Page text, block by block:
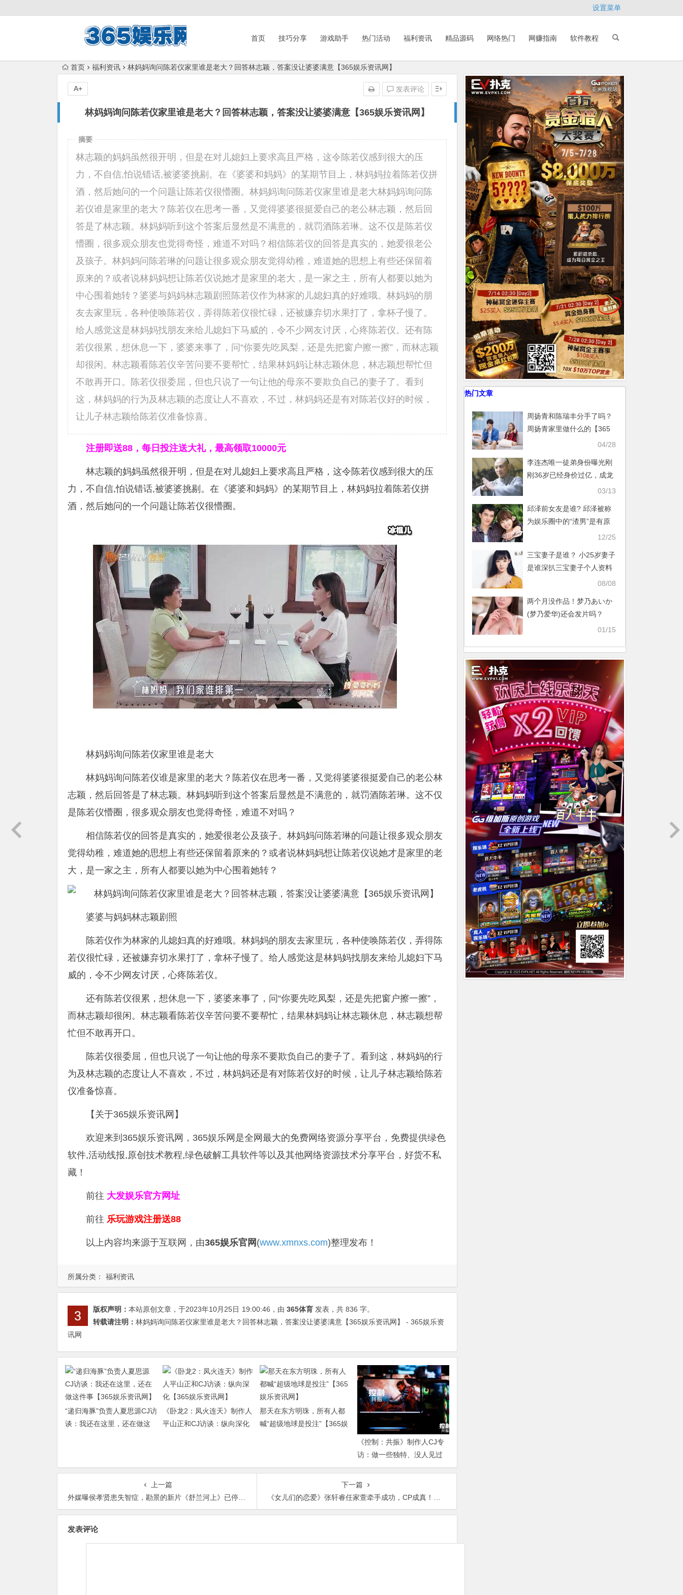
设置菜单
首页 技巧分享 游戏助手 热门活动 福利资讯 精品源码 网络热门 网赚指南 软件教程
首页 福利资讯 林妈妈询问陈若仪家里谁是老大？回答林志颖，答案没让婆婆满意【365娱乐资讯网】
林妈妈询问陈若仪家里谁是老大？回答林志颖，答案没让婆婆满意【365娱乐资讯网】
发表评论
A+
所属分类： 福利资讯
摘要
林志颖的妈妈虽然很开明，但是在对儿媳妇上要求高且严格，这令陈若仪感到很大的压
力，不自信,怕说错话,被婆婆挑剔。在《婆婆和妈妈》的某期节目上，林妈妈拉着陈若仪拼
酒，然后她问的一个问题让陈若仪很懵圈。林妈妈询问陈若仪家里谁是老大林妈妈询问陈
若仪谁是家里的老大？陈若仪在思考一番，又觉得婆婆很挺爱自己的老公林志颖，然后回
答是了林志颖。林妈妈听到这个答案后显然是不满意的，就罚酒陈若琳。这不仅是陈若仪
懵圈，很多观众朋友也觉得奇怪，难道不对吗？相信陈若仪的回答是真实的，她爱很老公
及孩子。林妈妈问陈若琳的问题让很多观众朋友觉得幼稚，难道她的思想上有些还保留着
原来的？或者说林妈妈想让陈若仪说她才是家里的老大，是一家之主，所有人都要以她为
中心围着她转？婆婆与妈妈林志颖剧照陈若仪作为林家的儿媳妇真的好难哦。林妈妈的朋
友去家里玩，各种使唤陈若仪，弄得陈若仪很忙碌，还被嫌弃切水果打了，拿杯子慢了。
给人感觉这是林妈妈找朋友来给儿媳妇下马威的，令不少网友讨厌，心疼陈若仪。还有陈
若仪很累，想休息一下，婆婆来事了，问“你要先吃凤梨，还是先把窗户擦一擦”，而林志颖
却很闲。林志颖看陈若仪辛苦问要不要帮忙，结果林妈妈让林志颖休息，林志颖想帮忙但
不敢再开口。陈若仪很委屈，但也只说了一句让他的母亲不要欺负自己的妻子了。看到
这，林妈妈的行为及林志颖的态度让人不喜欢，不过，林妈妈还是有对陈若仪好的时候，
让儿子林志颖给陈若仪准备惊喜。
注册即送88， 每日投注送大礼，最高领取10000元
林志颖的妈妈虽然很开明，但是在对儿媳妇上要求高且严格，这令陈若仪感到很大的压
力，不自信,怕说错话,被婆婆挑剔。在《婆婆和妈妈》的某期节目上，林妈妈拉着陈若仪拼
酒，然后她问的一个问题让陈若仪很懵圈。
林妈妈询问陈若仪家里谁是老大
林妈妈询问陈若仪谁是家里的老大？陈若仪在思考一番，又觉得婆婆很挺爱自己的老公林
志颖，然后回答是了林志颖。林妈妈听到这个答案后显然是不满意的，就罚酒陈若琳。这不仅
是陈若仪懵圈，很多观众朋友也觉得奇怪，难道不对吗？
相信陈若仪的回答是真实的，她爱很老公及孩子。林妈妈问陈若琳的问题让很多观众朋友
觉得幼稚，难道她的思想上有些还保留着原来的？或者说林妈妈想让陈若仪说她才是家里的老
大，是一家之主，所有人都要以她为中心围着她转？
婆婆与妈妈林志颖剧照
陈若仪作为林家的儿媳妇真的好难哦。林妈妈的朋友去家里玩，各种使唤陈若仪，弄得陈
若仪很忙碌，还被嫌弃切水果打了，拿杯子慢了。给人感觉这是林妈妈找朋友来给儿媳妇下马
威的，令不少网友讨厌，心疼陈若仪。
还有陈若仪很累，想休息一下，婆婆来事了，问“你要先吃凤梨，还是先把窗户擦一擦”，
而林志颖却很闲。林志颖看陈若仪辛苦问要不要帮忙，结果林妈妈让林志颖休息，林志颖想帮
忙但不敢再开口。
陈若仪很委屈，但也只说了一句让他的母亲不要欺负自己的妻子了。看到这，林妈妈的行
为及林志颖的态度让人不喜欢，不过，林妈妈还是有对陈若仪好的时候，让儿子林志颖给陈若
仪准备惊喜。
【关于365娱乐资讯网】
欢迎来到365娱乐资讯网，365娱乐网是全网最大的免费网络资源分享平台，免费提供绿色
软件,活动线报,原创技术教程,绿色破解工具软件等以及其他网络资源技术分享平台，好货不私
藏！
前往 大发娱乐官方网址
前往 乐玩游戏注册送88
以上内容均来源于互联网，由365娱乐官网 (www.xmnxs.com)整理发布！
版权声明： 本站原创文章，于2023年10月25日 19:00:46 ，由 365体育 发表，共 836 字。
转载请注明： 林妈妈询问陈若仪家里谁是老大？回答林志颖，答案没让婆婆满意【365娱乐资讯网】 - 365娱乐资
讯网
“递归海豚”负责人夏思源CJ访
谈：我还在这里，还在做这
《卧龙2：凤火连天》制作人
平山正和CJ访谈：纵向深化
那天在东方明珠，所有人都
喊“超级地球是投注”【365娱
《控制：共振》制作人CJ专
访：做一些独特、没人见过
的东西【365娱乐资讯网】
上一篇
外媒曝侯孝贤患失智症，勘景的新片《舒兰河上》已停拍【365娱乐资讯网】
下一篇
《女儿们的恋爱》张轩睿任家萱牵手成功，CP成真！【365娱乐资讯网】
发表评论
热门文章
周扬青和陈瑞丰分手了吗？
周扬青家里做什么的【365
04/28
李连杰唯一徒弟身份曝光刚
刚36岁已经身价过亿，成龙
都敬他三分【365娱乐资讯
03/13
邱泽前女友是谁? 邱泽被称
为娱乐圈中的“渣男”是有原
因的!【365娱乐资讯网】12/25
三宝妻子是谁？ 小25岁妻子
是谁深扒三宝妻子个人资料
08/08
两个月没作品！梦乃あいか
(梦乃爱华)还会发片吗？
01/15